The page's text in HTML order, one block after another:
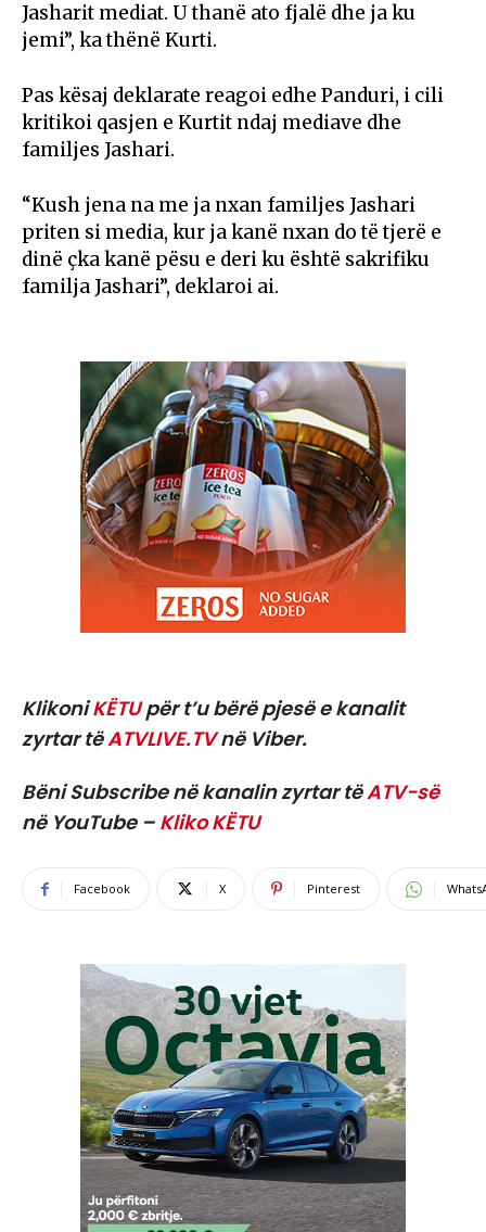
Jasharit mediat. U thanë ato fjalë dhe ja ku
jemi”, ka thënë Kurti.
Pas kësaj deklarate reagoi edhe Panduri, i cili
kritikoi qasjen e Kurtit ndaj mediave dhe
familjes Jashari.
“Kush jena na me ja nxan familjes Jashari
priten si media, kur ja kanë nxan do të tjerë e
dinë çka kanë pësu e deri ku është sakrifiku
familja Jashari”, deklaroi ai.
KlikoniKËTUpër t’u bërë pjesë e kanalit
zyrtar tëATVLIVE.TVnë Viber.
Bëni Subscribe në kanalin zyrtar tëATV-së
në YouTube – Kliko KËTU
Facebook X Pinterest